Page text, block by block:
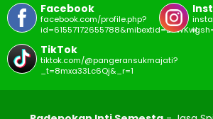
Facebook
facebook.com/profile.php?
id=61557172655788&mibextid=ZbWKwL
TikTok
tiktok.com/@pangeransukmajati?
_t=8mxa33Lc6Qj&_r=1